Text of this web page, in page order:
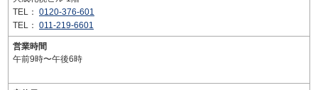
TEL： 0120-376-601
TEL： 011-219-6601
営業時間
午前9時〜午後6時